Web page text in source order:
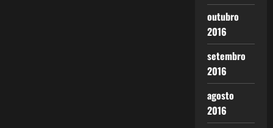
outubro
2016
setembro
2016
agosto
2016